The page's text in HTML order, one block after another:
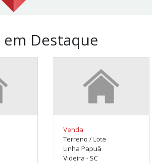
em Destaque
Venda
Terreno / Lote
Linha Papuã
Videira - SC